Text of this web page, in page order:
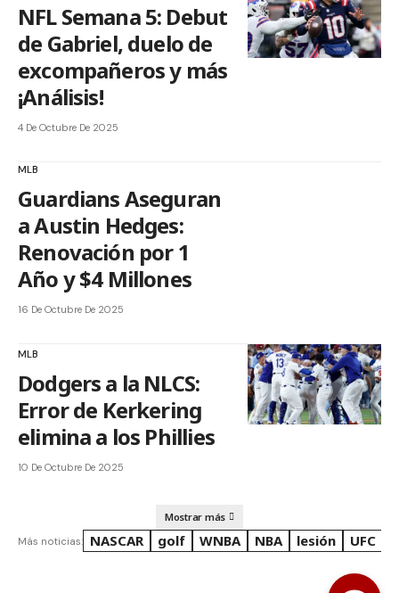
NFL Semana 5: Debut
de Gabriel, duelo de
excompañeros y más
¡Análisis!
4 De Octubre De 2025
MLB
Guardians Aseguran
a Austin Hedges:
Renovación por 1
Año y $4 Millones
16 De Octubre De 2025
MLB
Dodgers a la NLCS:
Error de Kerkering
elimina a los Phillies
10 De Octubre De 2025
Mostrar más
Más noticias: NASCAR golf WNBA NBA lesión UFC